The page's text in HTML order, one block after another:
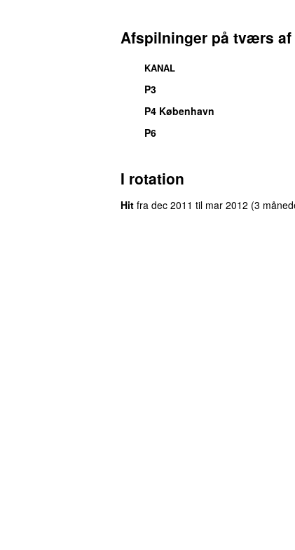
Afspilninger på tværs af
KANAL
P3
P4 København
P6
I rotation
Hit fra dec 2011 til mar 2012 (3